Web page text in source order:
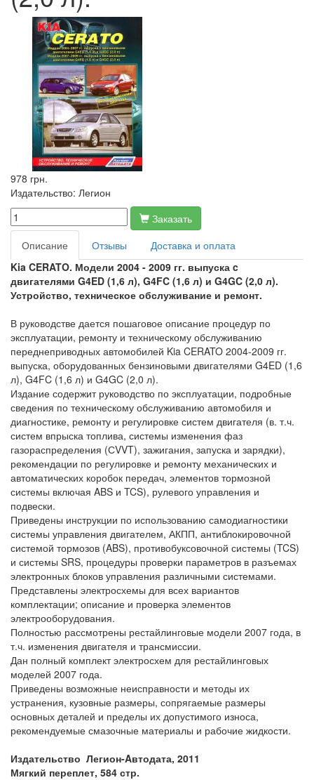
978 грн.
Издательство: Легион
Заказать
Описание
Отзывы
Доставка и оплата
Kia CERATO. Модели 2004 - 2009 гг. выпуска c
двигателями G4ED (1,6 л), G4FC (1,6 л) и G4GC (2,0 л).
Устройство, техническое обслуживание и ремонт.
В руководстве дается пошаговое описание процедур по
эксплуатации, ремонту и техническому обслуживанию
переднеприводных автомобилей Kia CERATO 2004-2009 гг.
выпуска, оборудованных бензиновыми двигателями G4ED (1,6
л), G4FC (1,6 л) и G4GC (2,0 л).
Издание содержит руководство по эксплуатации, подробные
сведения по техническому обслуживанию автомобиля и
диагностике, ремонту и регулировке систем двигателя (в. т.ч.
систем впрыска топлива, системы изменения фаз
газораспределения (СVVT), зажигания, запуска и зарядки),
рекомендации по регулировке и ремонту механических и
автоматических коробок передач, элементов тормозной
системы включая ABS и TCS), рулевого управления и
подвески.
Приведены инструкции по использованию самодиагностики
системы управления двигателем, АКПП, антиблокировочной
системой тормозов (ABS), противобуксовочной системы (TCS)
и системы SRS, процедуры проверки параметров в разъемах
электронных блоков управления различными системами.
Представлены электросхемы для всех вариантов
комплектации; описание и проверка элементов
электрооборудования.
Полностью рассмотрены рестайлинговые модели 2007 года, в
т.ч. изменения двигателя и трансмиссии.
Дан полный комплект электросхем для рестайлинговых
моделей 2007 года.
Приведены возможные неисправности и методы их
устранения, кузовные размеры, сопрягаемые размеры
основных деталей и пределы их допустимого износа,
рекомендуемые смазочные материалы и рабочие жидкости.
Издательство Легион-Aвтодата, 2011
Мягкий переплет, 584 стр.